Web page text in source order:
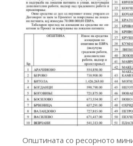
Општината со ресорното